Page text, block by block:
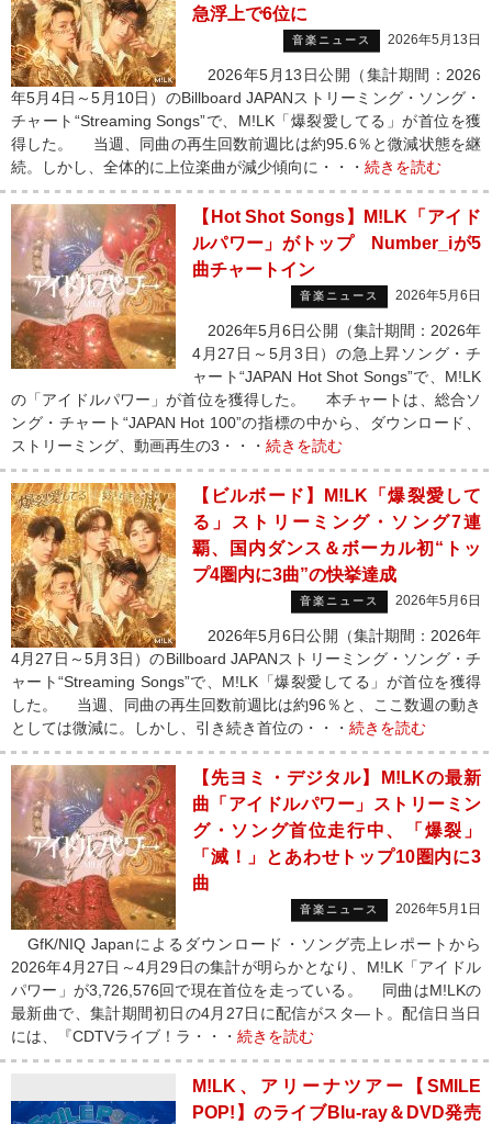
急浮上で6位に
音楽ニュース 2026年5月13日
2026年5月13日公開（集計期間：2026
年5月4日～5月10日）のBillboard JAPANストリーミング・ソング・
チャート“Streaming Songs”で、M!LK「爆裂愛してる」が首位を獲
得した。 当週、同曲の再生回数前週比は約95.6％と微減状態を継
続。しかし、全体的に上位楽曲が減少傾向に・・・ 続きを読む
【Hot Shot Songs】M!LK「アイド
ルパワー」がトップ Number_iが5
曲チャートイン
音楽ニュース 2026年5月6日
2026年5月6日公開（集計期間：2026年
4月27日～5月3日）の急上昇ソング・チ
ャート“JAPAN Hot Shot Songs”で、M!LK
の「アイドルパワー」が首位を獲得した。 本チャートは、総合ソ
ング・チャート“JAPAN Hot 100”の指標の中から、ダウンロード、
ストリーミング、動画再生の3・・・ 続きを読む
【ビルボード】M!LK「爆裂愛して
る」ストリーミング・ソング7連
覇、国内ダンス＆ボーカル初“トッ
プ4圏内に3曲”の快挙達成
音楽ニュース 2026年5月6日
2026年5月6日公開（集計期間：2026年
4月27日～5月3日）のBillboard JAPANストリーミング・ソング・チ
ャート“Streaming Songs”で、M!LK「爆裂愛してる」が首位を獲得
した。 当週、同曲の再生回数前週比は約96％と、ここ数週の動き
としては微減に。しかし、引き続き首位の・・・ 続きを読む
【先ヨミ・デジタル】M!LKの最新
曲「アイドルパワー」ストリーミン
グ・ソング首位走行中、「爆裂」
「滅！」とあわせトップ10圏内に3
曲
音楽ニュース 2026年5月1日
GfK/NIQ Japanによるダウンロード・ソング売上レポートから
2026年4月27日～4月29日の集計が明らかとなり、M!LK「アイドル
パワー」が3,726,576回で現在首位を走っている。 同曲はM!LKの
最新曲で、集計期間初日の4月27日に配信がスタ―ト。配信日当日
には、『CDTVライブ！ラ・・・ 続きを読む
M!LK、アリーナツアー【SMILE
POP!】のライブBlu-ray＆DVD発売